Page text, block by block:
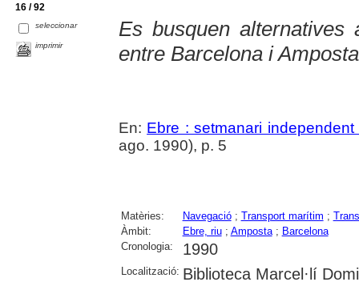
16 / 92
seleccionar
imprimir
Es busquen
entre Barcelona i Amposta
En: Ebre : setmanari
ago. 1990), p. 5
Matèries: Navegació; Transport marítim ;
Àmbit:
Ebre, riu; Amposta; Barcelona
Cronologia:
1990
Localització: Biblioteca Marcel·lí